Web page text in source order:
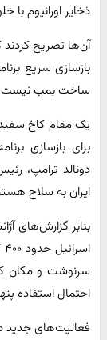
ذخایر اورانیوم
آن‌ها تصریح کردند
بازسازی سریع
ساخت بمب
یک مقام کاخ
برای بازسازی
دونالد ترامپ،
ایران به سلاح
بنابر گزارش‌های
سرنوشت و مکان
احتمال استفاده
فعالیت‌های جدید